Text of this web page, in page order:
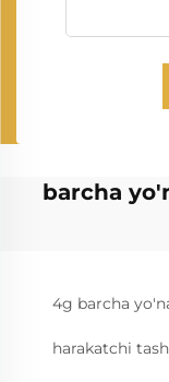
barcha
4g barcha
harakatchi